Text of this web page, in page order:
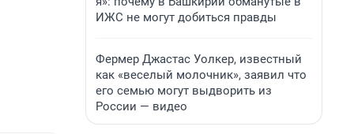
ИЖС не могут добиться правды
Фермер Джастас Уолкер, известный
как «веселый молочник», заявил что
его семью могут выдворить из
России — видео